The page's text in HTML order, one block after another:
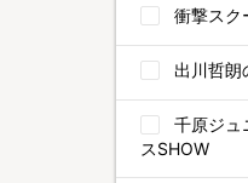
衝撃スク
出川哲朗
千原ジュ
スSHOW